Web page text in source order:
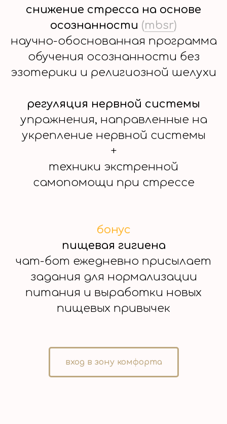
снижение стресса на основе
осознанности (mbsr)
научно-обоснованная программа
обучения осознанности без
эзотерики и религиозной шелухи
регуляция нервной системы
упражнения, направленные на
укрепление нервной системы
+
техники экстренной
самопомощи при стрессе
бонус
пищевая гигиена
чат-бот ежедневно присылает
задания для нормализации
питания и выработки новых
пищевых привычек
вход в зону комфорта